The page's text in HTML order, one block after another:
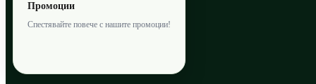
Промоции
Спестявайте повече с нашите промоции!